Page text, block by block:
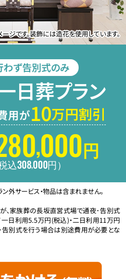
ジです。装飾には造花を使用しています。
わず告別式のみ
日葬プラン
用が10万円割引
,000 円
込308,000円 ）
外サービス・物品は含まれません。
家族葬の長坂直営式場で通夜･告別式
日利用5.5万円(税込)・二日利用11万円
別式を行う場合は別途費用が必要とな